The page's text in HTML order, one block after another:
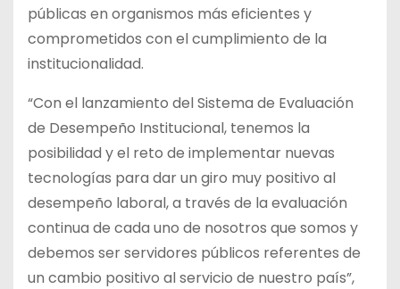
públicas en organismos más eficientes y
comprometidos con el cumplimiento de la
institucionalidad.
“Con el lanzamiento del Sistema de Evaluación
de Desempeño Institucional, tenemos la
posibilidad y el reto de implementar nuevas
tecnologías para dar un giro muy positivo al
desempeño laboral, a través de la evaluación
continua de cada uno de nosotros que somos y
debemos ser servidores públicos referentes de
un cambio positivo al servicio de nuestro país”,